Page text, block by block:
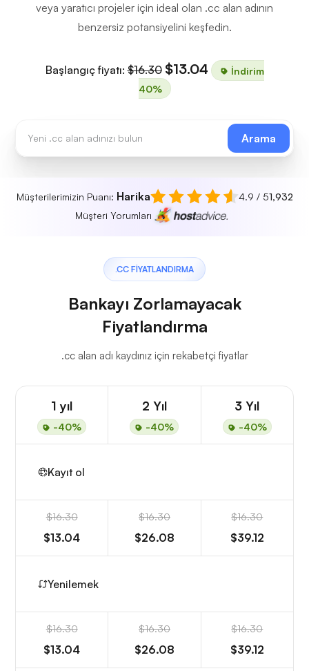
veya yaratıcı projeler için ideal olan .cc alan adının
benzersiz potansiyelini keşfedin.
Başlangıç fiyatı:$16.30 $13.04
İndirim
40%
Arama
Müşterilerimizin Puanı: Harika 4.9 / 51,932
Müşteri Yorumları
.CC FIYATLANDIRMA
Bankayı Zorlamayacak
Fiyatlandırma
.cc alan adı kaydınız için rekabetçi fiyatlar
1 yıl
-40%
2 Yıl
-40%
3 Yıl
-40%
Kayıt ol
$16.30
$13.04
$16.30
$26.08
$16.30
$39.12
Yenilemek
$16.30
$13.04
$16.30
$26.08
$16.30
$39.12